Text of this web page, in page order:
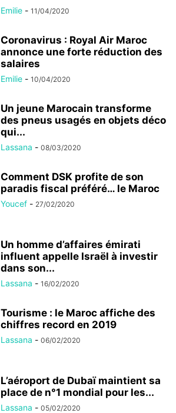
Emilie - 11/04/2020
Coronavirus : Royal Air Maroc
annonce une forte réduction des
salaires
Emilie - 10/04/2020
Un jeune Marocain transforme
des pneus usagés en objets déco
qui...
Lassana - 08/03/2020
Comment DSK profite de son
paradis fiscal préféré… le Maroc
Youcef - 27/02/2020
Un homme d’affaires émirati
influent appelle Israël à investir
dans son...
Lassana - 16/02/2020
Tourisme : le Maroc affiche des
chiffres record en 2019
Lassana - 06/02/2020
L’aéroport de Dubaï maintient sa
place de n°1 mondial pour les...
Lassana - 05/02/2020